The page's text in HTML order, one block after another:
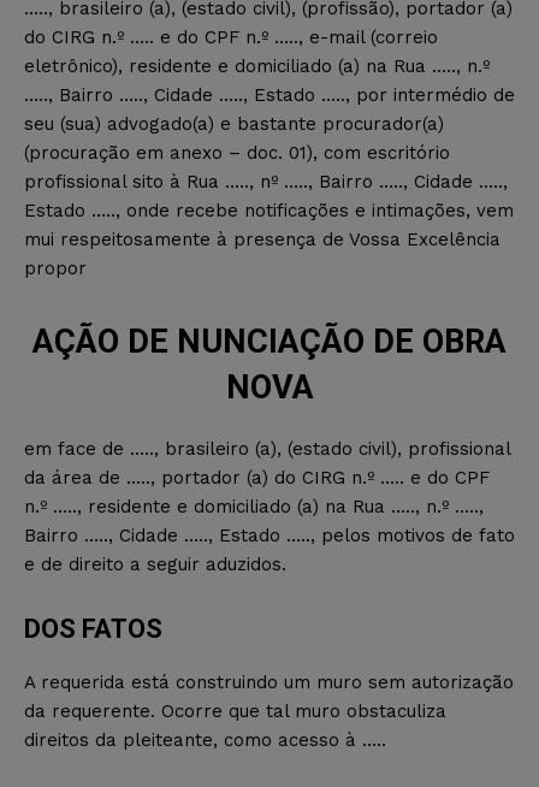
….., brasileiro (a), (estado civil), (profissão), portador (a)
do CIRG n.º ….. e do CPF n.º ….., e-mail (correio
eletrônico), residente e domiciliado (a) na Rua ….., n.º
….., Bairro ….., Cidade ….., Estado ….., por intermédio de
seu (sua) advogado(a) e bastante procurador(a)
(procuração em anexo – doc. 01), com escritório
profissional sito à Rua ….., nº ….., Bairro ….., Cidade …..,
Estado ….., onde recebe notificações e intimações, vem
mui respeitosamente à presença de Vossa Excelência
propor
AÇÃO DE NUNCIAÇÃO DE OBRA
NOVA
em face de ….., brasileiro (a), (estado civil), profissional
da área de ….., portador (a) do CIRG n.º ….. e do CPF
n.º ….., residente e domiciliado (a) na Rua ….., n.º …..,
Bairro ….., Cidade ….., Estado ….., pelos motivos de fato
e de direito a seguir aduzidos.
DOS FATOS
A requerida está construindo um muro sem autorização
da requerente. Ocorre que tal muro obstaculiza
direitos da pleiteante, como acesso à …..